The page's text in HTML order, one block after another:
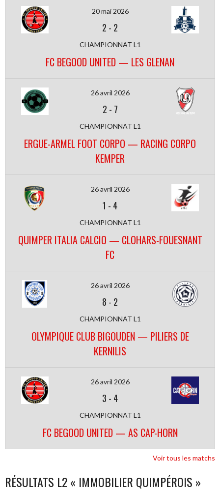
20 mai 2026
2 - 2
CHAMPIONNAT L1
FC BEGOOD UNITED — LES GLENAN
26 avril 2026
2 - 7
CHAMPIONNAT L1
ERGUE-ARMEL FOOT CORPO — RACING CORPO
KEMPER
26 avril 2026
1 - 4
CHAMPIONNAT L1
QUIMPER ITALIA CALCIO — CLOHARS-FOUESNANT
FC
26 avril 2026
8 - 2
CHAMPIONNAT L1
OLYMPIQUE CLUB BIGOUDEN — PILIERS DE
KERNILIS
26 avril 2026
3 - 4
CHAMPIONNAT L1
FC BEGOOD UNITED — AS CAP-HORN
Voir tous les matchs
RÉSULTATS L2 « IMMOBILIER QUIMPÉROIS »